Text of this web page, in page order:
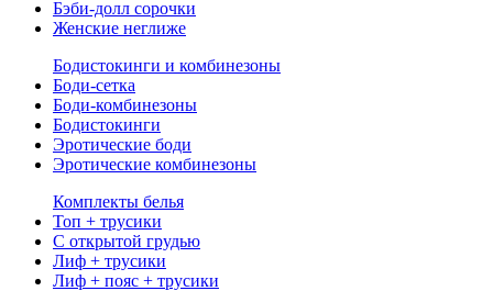
Бэби-долл сорочки
Женские неглиже
Бодистокинги и комбинезоны
Боди-сетка
Боди-комбинезоны
Бодистокинги
Эротические боди
Эротические комбинезоны
Комплекты белья
Топ + трусики
С открытой грудью
Лиф + трусики
Лиф + пояс + трусики